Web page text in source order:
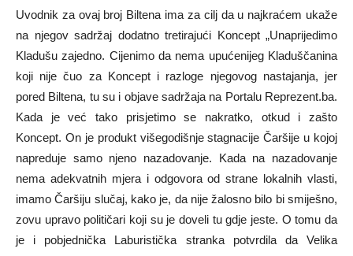
Uvodnik za ovaj broj Biltena ima za cilj da u najkraćem ukaže
na njegov sadržaj dodatno tretirajući Koncept „Unaprijedimo
Kladušu zajedno. Cijenimo da nema upućenijeg Kladuščanina
koji nije čuo za Koncept i razloge njegovog nastajanja, jer
pored Biltena, tu su i objave sadržaja na Portalu Reprezent.ba.
Kada je već tako prisjetimo se nakratko, otkud i zašto
Koncept. On je produkt višegodišnje stagnacije Čaršije u kojoj
napreduje samo njeno nazadovanje. Kada na nazadovanje
nema adekvatnih mjera i odgovora od strane lokalnih vlasti,
imamo Čaršiju slučaj, kako je, da nije žalosno bilo bi smiješno,
zovu upravo političari koji su je doveli tu gdje jeste. O tomu da
je i pobjednička Laburistička stranka potvrdila da Velika